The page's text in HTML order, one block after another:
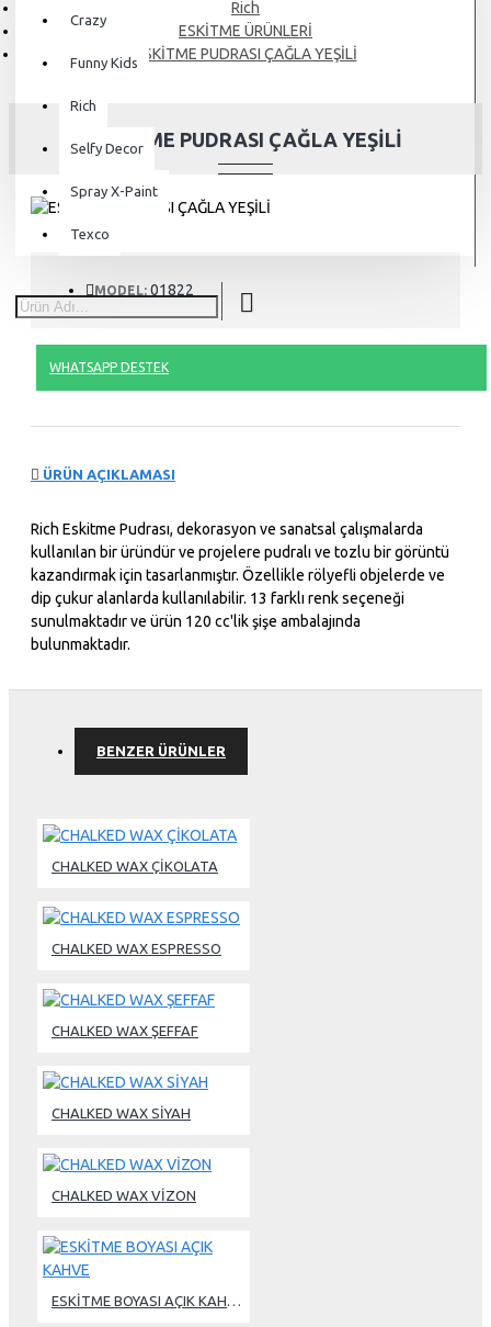
Crazy
Funny Kids
Rich
Selfy Decor
Spray X-Paint
Texco
Rich
ESKİTME ÜRÜNLERİ
ESKİTME PUDRASI ÇAĞLA YEŞİLİ
ESKİTME PUDRASI ÇAĞLA YEŞİLİ
MODEL: 01822
WHATSAPP DESTEK
ÜRÜN AÇIKLAMASI
Rich Eskitme Pudrası, dekorasyon ve sanatsal çalışmalarda
kullanılan bir üründür ve projelere pudralı ve tozlu bir görüntü
kazandırmak için tasarlanmıştır. Özellikle rölyefli objelerde ve
dip çukur alanlarda kullanılabilir. 13 farklı renk seçeneği
sunulmaktadır ve ürün 120 cc'lik şişe ambalajında
bulunmaktadır.
BENZER ÜRÜNLER
CHALKED WAX ÇİKOLATA
CHALKED WAX ESPRESSO
CHALKED WAX ŞEFFAF
CHALKED WAX SİYAH
CHALKED WAX VİZON